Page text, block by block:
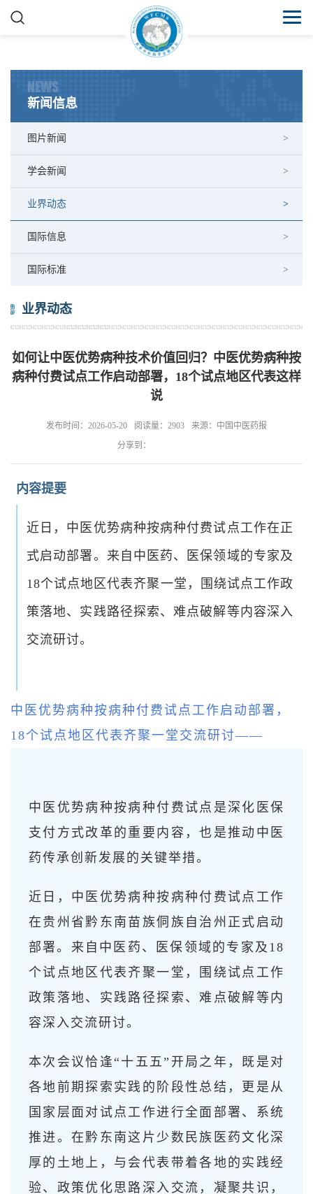
NEWS
新闻信息
图片新闻
学会新闻
业界动态
国际信息
国际标准
业界动态
如何让中医优势病种技术价值回归？中医优势病种按
病种付费试点工作启动部署，18个试点地区代表这样
说
发布时间：2026-05-20 阅读量：2903
来源：中国中医药报
分享到：
内容提要
近日，中医优势病种按病种付费试点工作在正
式启动部署。来自中医药、医保领域的专家及
18个试点地区代表齐聚一堂，围绕试点工作政
策落地、实践路径探索、难点破解等内容深入
交流研讨。
中医优势病种按病种付费试点工作启动部署，
18个试点地区代表齐聚一堂交流研讨——
中医优势病种按病种付费试点是深化医保
支付方式改革的重要内容，也是推动中医
药传承创新发展的关键举措。
近日，中医优势病种按病种付费试点工作
在贵州省黔东南苗族侗族自治州正式启动
部署。来自中医药、医保领域的专家及18
个试点地区代表齐聚一堂，围绕试点工作
政策落地、实践路径探索、难点破解等内
容深入交流研讨。
本次会议恰逢“十五五”开局之年，既是对
各地前期探索实践的阶段性总结，更是从
国家层面对试点工作进行全面部署、系统
推进。在黔东南这片少数民族医药文化深
厚的土地上，与会代表带着各地的实践经
验、政策优化思路深入交流，凝聚共识，